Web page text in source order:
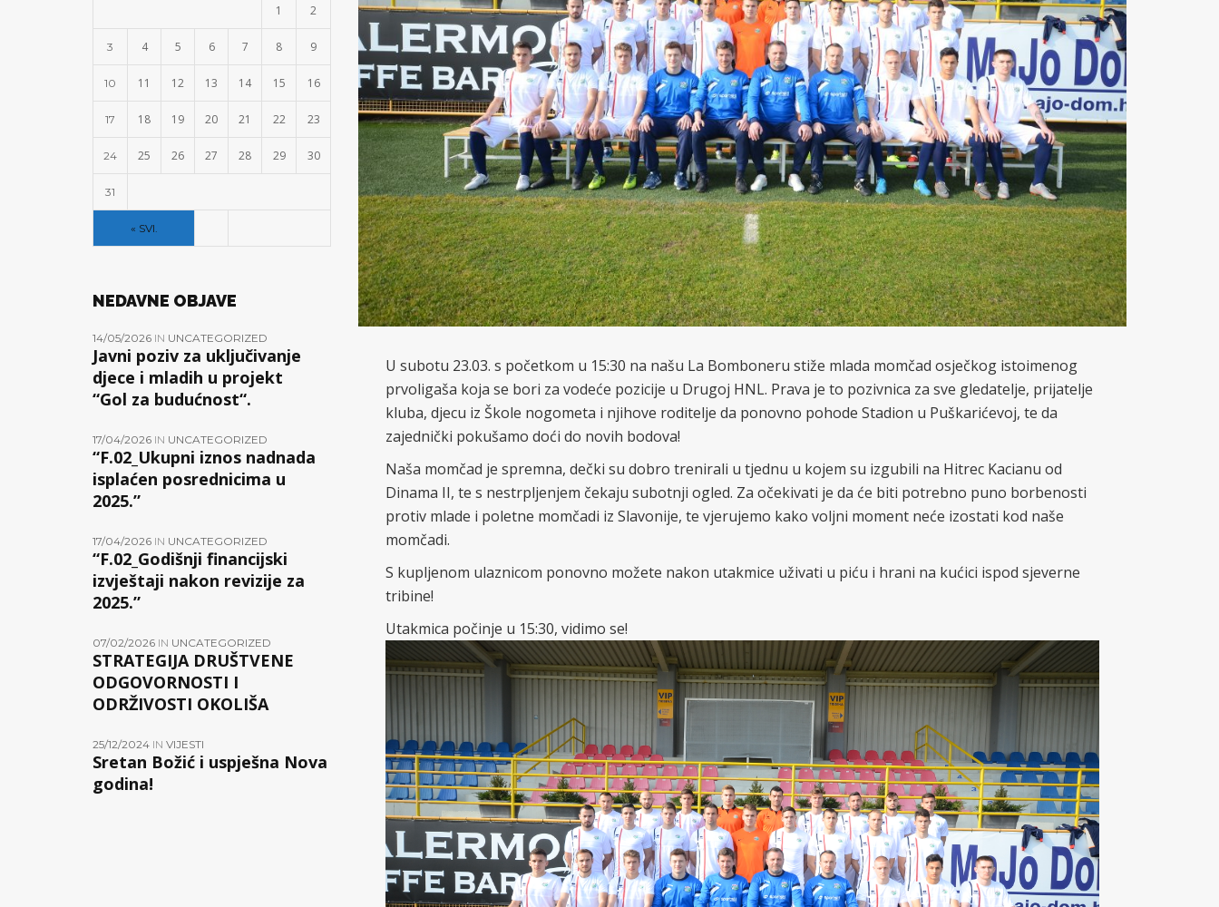
U subotu 23.03. s početkom u 15:30 na našu La Bomboneru stiže mlada momčad osječkog istoimenog
prvoligaša koja se bori za vodeće pozicije u Drugoj HNL. Prava je to pozivnica za sve gledatelje, prijatelje
kluba, djecu iz Škole nogometa i njihove roditelje da ponovno pohode Stadion u Puškarićevoj, te da
zajednički pokušamo doći do novih bodova!
Naša momčad je spremna, dečki su dobro trenirali u tjednu u kojem su izgubili na Hitrec Kacianu od
Dinama II, te s nestrpljenjem čekaju subotnji ogled. Za očekivati je da će biti potrebno puno borbenosti
protiv mlade i poletne momčadi iz Slavonije, te vjerujemo kako voljni moment neće izostati kod naše
momčadi.
S kupljenom ulaznicom ponovno možete nakon utakmice uživati u piću i hrani na kućici ispod sjeverne
tribine!
Utakmica počinje u 15:30, vidimo se!
« SVI.
1 2
3 4 5 6 7 8 9
10 11 12 13 14 15 16
17 18 19 20 21 22 23
24 25 26 27 28 29 30
31
NEDAVNE OBJAVE
14/05/2026 IN UNCATEGORIZED
Javni poziv za uključivanje
djece i mladih u projekt
“Gol za budućnost“.
17/04/2026 IN UNCATEGORIZED
“F.02_Ukupni iznos nadnada
isplaćen posrednicima u
2025.”
17/04/2026 IN UNCATEGORIZED
“F.02_Godišnji financijski
izvještaji nakon revizije za
2025.”
07/02/2026 IN UNCATEGORIZED
STRATEGIJA DRUŠTVENE
ODGOVORNOSTI I
ODRŽIVOSTI OKOLIŠA
25/12/2024 IN VIJESTI
Sretan Božić i uspješna Nova
godina!